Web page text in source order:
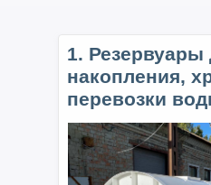
1. Резервуары
накопления,
перевозки